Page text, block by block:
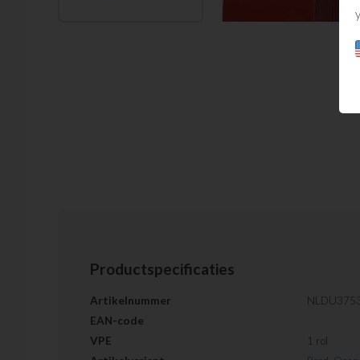
Productspecificaties
Artikelnummer
EAN-code
VPE
1 rol